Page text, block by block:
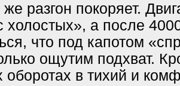
разгон покоряет.
холостых», а после
что под капотом
ощутим подхват.
оборотах в тихий и